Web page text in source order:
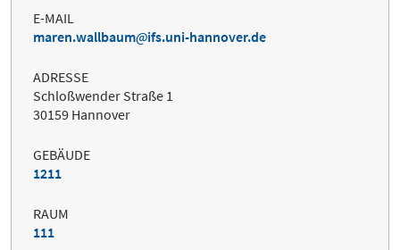
E-MAIL
maren.wallbaum
ifs.uni-hannover.de
ADRESSE
Schloßwender Straße 1
30159 Hannover
GEBÄUDE
1211
RAUM
111